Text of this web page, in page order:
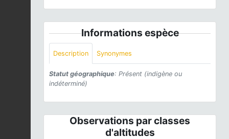
Informations espèce
Description Synonymes
Statut géographique: Présent (indigène ou
indéterminé)
Observations par classes
d'altitudes